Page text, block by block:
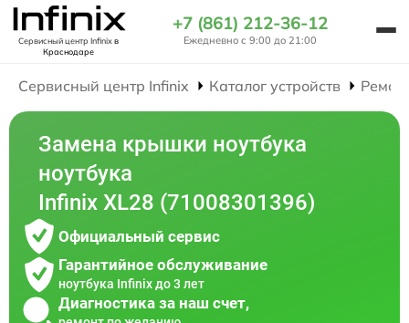
Сервисный центр Infinixв
Краснодаре
+7 (861) 212-36-12
Ежедневно с 9:00 до 21:00
Сервисный центр Infinix Каталог устройств
Замена крышки ноутбука
ноутбука
Infinix XL28 (71008301396)
Официальный сервис
Гарантийное обслуживание
ноутбука Infinix до 3 лет
Диагностика за наш счет,